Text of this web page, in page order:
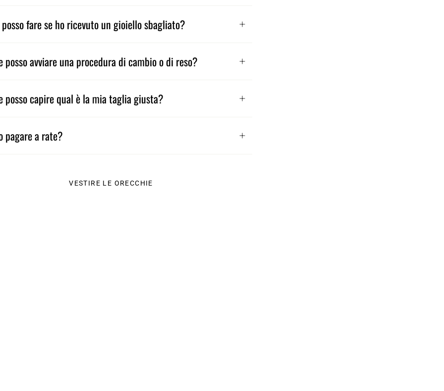
posso fare se ho ricevuto un gioiello sbagliato?
posso avviare una procedura di cambio o di reso?
posso capire qual è la mia taglia giusta?
pagare a rate?
VESTIRE LE ORECCHIE